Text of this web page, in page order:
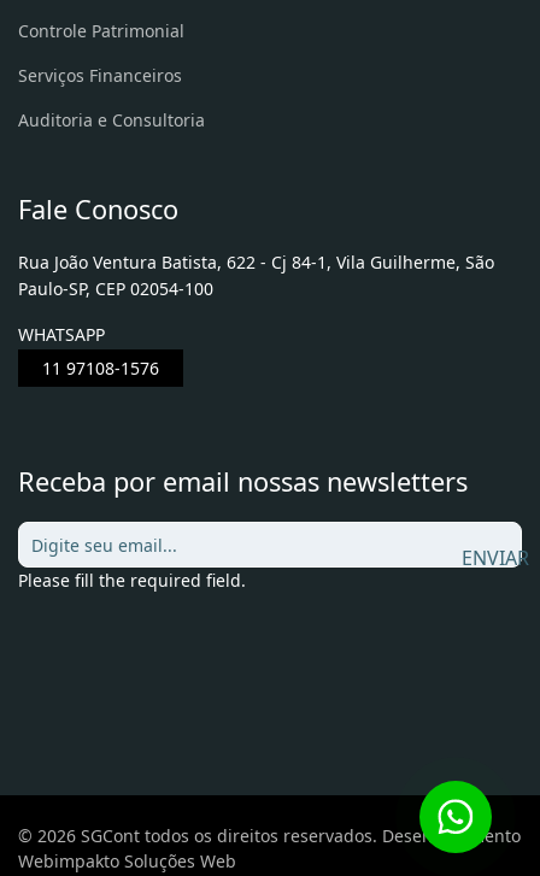
Controle Patrimonial
Serviços Financeiros
Auditoria e Consultoria
Fale Conosco
Rua João Ventura Batista, 622 - Cj 84-1, Vila Guilherme, São
Paulo-SP, CEP 02054-100
WHATSAPP
11 97108-1576
Receba por email nossas newsletters
Please fill the required field.
ENVIAR
© 2026 SGCont todos os direitos reservados. Desenvolvimento
Webimpakto Soluções Web